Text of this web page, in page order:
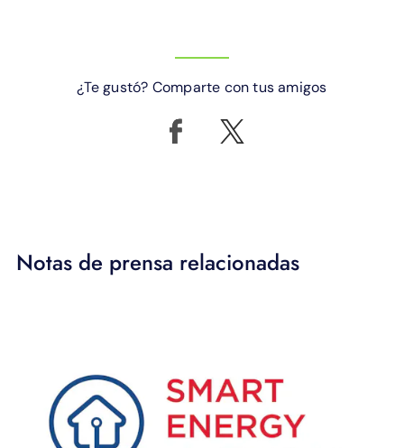
¿Te gustó? Comparte con tus amigos
Notas de prensa relacionadas